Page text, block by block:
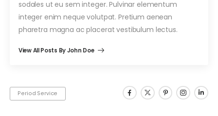
sodales ut eu sem integer. Pulvinar elementum
integer enim neque volutpat. Pretium aenean
pharetra magna ac placerat vestibulum lectus.
View All Posts By John Doe
Period Service